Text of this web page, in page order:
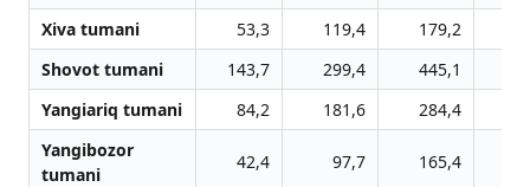
Xiva tumani
53,3 119,4 179,2
Shovot tumani
143,7 299,4 445,1
Yangiariq tumani
84,2 181,6 284,4
Yangibozor
tumani
42,4 97,7 165,4